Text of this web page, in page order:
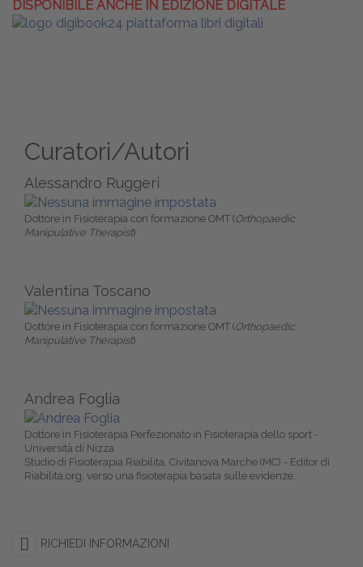
DISPONIBILE ANCHE IN EDIZIONE DIGITALE
Curatori/Autori
Alessandro Ruggeri
Dottore in Fisioterapia con formazione OMT (Orthopaedic
Manipulative Therapist)
Valentina Toscano
Dottore in Fisioterapia con formazione OMT (Orthopaedic
Manipulative Therapist)
Andrea Foglia
Dottore in Fisioterapia Perfezionato in Fisioterapia dello sport -
Università di Nizza
Studio di Fisioterapia Riabilita, Civitanova Marche (MC) - Editor di
Riabilita.org, verso una fisioterapia basata sulle evidenze.
RICHIEDI INFORMAZIONI